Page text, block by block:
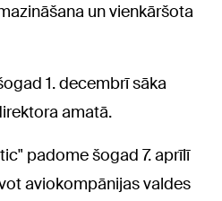
un vienkāršota
1. decembrī sāka
amatā.
padome šogad 7. aprīlī
aviokompānijas valdes